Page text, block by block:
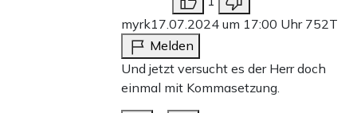
myrk17.07.2024 um 17:00 Uhr 752T
Melden
Und jetzt versucht es der Herr doch
einmal mit Kommasetzung.